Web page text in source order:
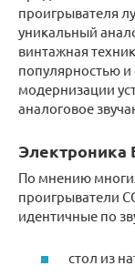
проигрывателя
уникальный
винтажная
популярностью и
модернизации
аналоговое
Электроника
По мнению
проигрыватели
идентичные по
стол из